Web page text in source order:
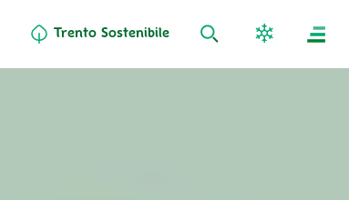
Trento Sostenibile